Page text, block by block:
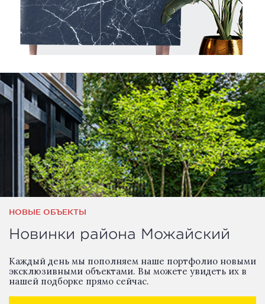
НОВЫЕ ОБЪЕКТЫ
Новинки района Можайский
Каждый день мы пополняем наше портфолио новыми
эксклюзивными объектами. Вы можете увидеть их в
нашей подборке прямо сейчас.